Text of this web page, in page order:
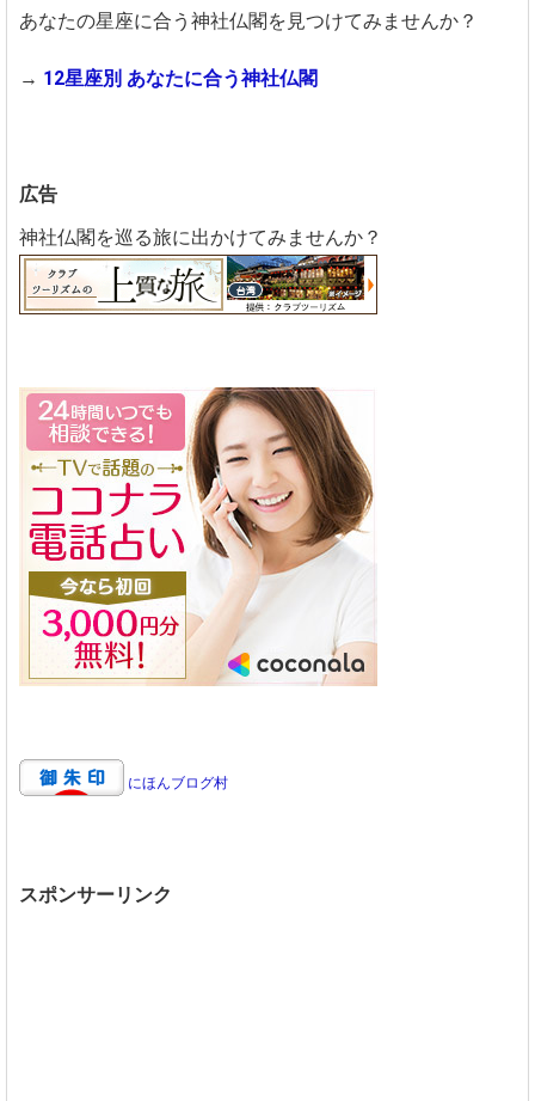
あなたの星座に合う神社仏閣を見つけてみませんか？
→ 12星座別 あなたに合う神社仏閣
広告
神社仏閣を巡る旅に出かけてみませんか？
にほんブログ村
スポンサーリンク